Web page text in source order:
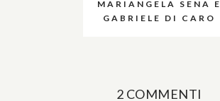
MARIANGELA SENA E
GABRIELE DI CARO
2 COMMENTI